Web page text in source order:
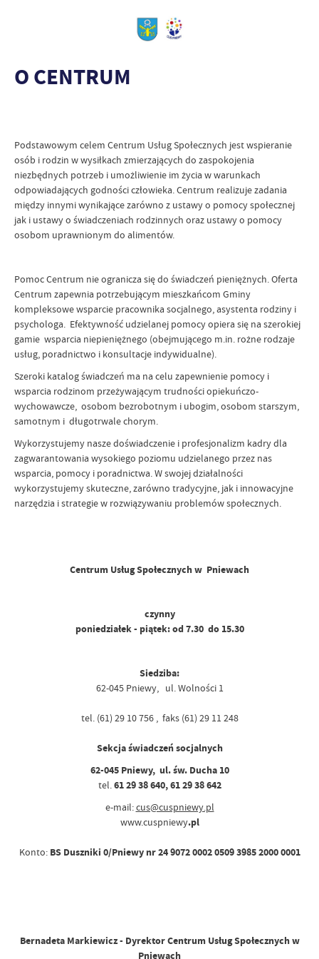
O CENTRUM
Podstawowym celem Centrum Usług Społecznych jest wspieranie
osób i rodzin w wysiłkach zmierzających do zaspokojenia
niezbędnych potrzeb i umożliwienie im życia w warunkach
odpowiadających godności człowieka. Centrum realizuje zadania
między innymi wynikające zarówno z ustawy o pomocy społecznej
jak i ustawy o świadczeniach rodzinnych oraz ustawy o pomocy
osobom uprawnionym do alimentów.
Pomoc Centrum nie ogranicza się do świadczeń pieniężnych. Oferta
Centrum zapewnia potrzebującym mieszkańcom Gminy
kompleksowe wsparcie pracownika socjalnego, asystenta rodziny i
psychologa. Efektywność udzielanej pomocy opiera się na szerokiej
gamie wsparcia niepieniężnego (obejmującego m.in. rożne rodzaje
usług, poradnictwo i konsultacje indywidualne).
Szeroki katalog świadczeń ma na celu zapewnienie pomocy i
wsparcia rodzinom przeżywającym trudności opiekuńczo-
wychowawcze, osobom bezrobotnym i ubogim, osobom starszym,
samotnym i długotrwale chorym.
Wykorzystujemy nasze doświadczenie i profesjonalizm kadry dla
zagwarantowania wysokiego poziomu udzielanego przez nas
wsparcia, pomocy i poradnictwa. W swojej działalności
wykorzystujemy skuteczne, zarówno tradycyjne, jak i innowacyjne
narzędzia i strategie w rozwiązywaniu problemów społecznych.
Centrum Usług Społecznych w Pniewach
czynny
poniedziałek - piątek: od 7.30 do 15.30
Siedziba:
62-045 Pniewy, ul. Wolności 1
tel. (61) 29 10 756 , faks (61) 29 11 248
Sekcja świadczeń socjalnych
62-045 Pniewy, ul. św. Ducha 10
tel.61 29 38 640, 61 29 38 642
e-mail:cus@cuspniewy.pl
www.cuspniewy.pl
Konto: BS Duszniki 0/Pniewy nr 24 9072 0002 0509 3985 2000 0001
Bernadeta Markiewicz - Dyrektor Centrum Usług Społecznych w
Pniewach